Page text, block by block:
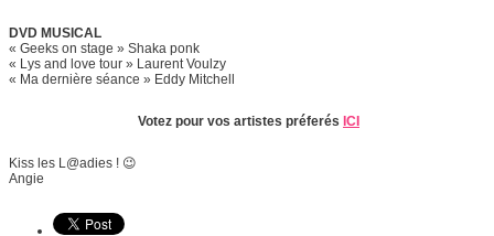
DVD MUSICAL
« Geeks on stage » Shaka ponk
« Lys and love tour » Laurent Voulzy
« Ma dernière séance » Eddy Mitchell
Votez pour vos artistes préferés ICI
Kiss les L@adies ! 😉
Angie